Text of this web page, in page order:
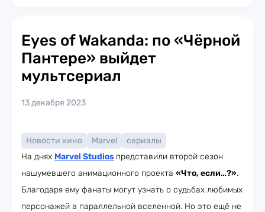
Eyes of Wakanda: по «Чёрной
Пантере» выйдет
мультсериал
13 декабря 2023
Новости кино Marvel
сериалы
На днях Marvel Studios представили второй сезон
нашумевшего анимационного проекта «Что, если…?».
Благодаря ему фанаты могут узнать о судьбах любимых
персонажей в параллельной вселенной. Но это ещё не